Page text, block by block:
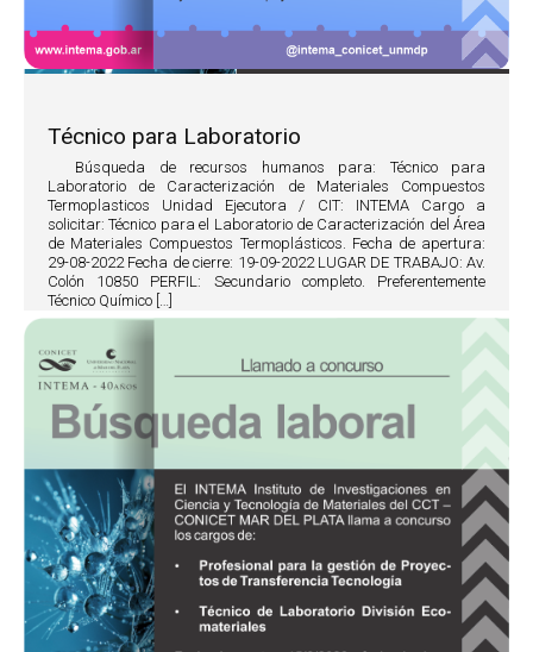
Técnico para Laboratorio
Búsqueda de recursos humanos para: Técnico para
Laboratorio de Caracterización de Materiales Compuestos
Termoplasticos Unidad Ejecutora / CIT: INTEMA Cargo a
solicitar: Técnico para el Laboratorio de Caracterización del Área
de Materiales Compuestos Termoplásticos. Fecha de apertura:
29-08-2022 Fecha de cierre: 19-09-2022 LUGAR DE TRABAJO: Av.
Colón 10850 PERFIL: Secundario completo. Preferentemente
Técnico Químico […]